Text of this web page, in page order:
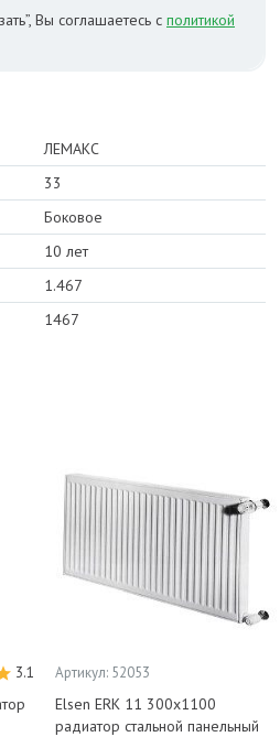
Вы соглашаетесь с политикой
ЛЕМАКС
33
Боковое
10 лет
1.467
1467
3.1 Артикул: 52053
Elsen ERK 11 300x1100
радиатор стальной панельный